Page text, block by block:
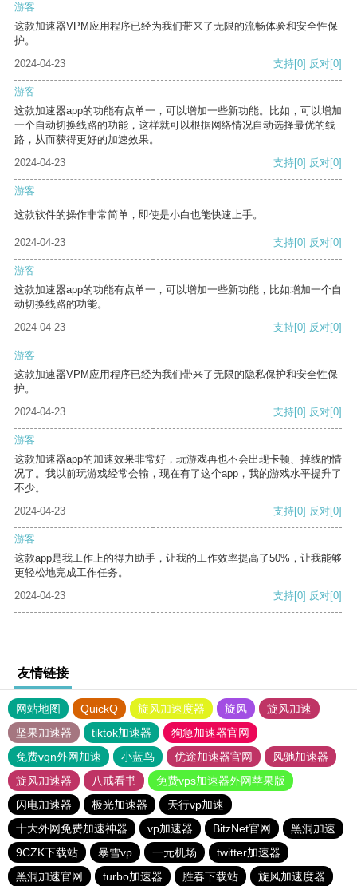
游客
这款加速器VPM应用程序已经为我们带来了无限的流畅体验和安全性保
护。
2024-04-23
支持[0] 反对[0]
游客
这款加速器app的功能有点单一，可以增加一些新功能。比如，可以增加
一个自动切换线路的功能，这样就可以根据网络情况自动选择最优的线
路，从而获得更好的加速效果。
2024-04-23
支持[0] 反对[0]
游客
这款软件的操作非常简单，即使是小白也能快速上手。
2024-04-23 支持[0] 反对[0]
游客
这款加速器app的功能有点单一，可以增加一些新功能，比如增加一个自
动切换线路的功能。
2024-04-23
支持[0] 反对[0]
游客
这款加速器VPM应用程序已经为我们带来了无限的隐私保护和安全性保
护。
2024-04-23
支持[0] 反对[0]
游客
这款加速器app的加速效果非常好，玩游戏再也不会出现卡顿、掉线的情
况了。我以前玩游戏经常会输，现在有了这个app，我的游戏水平提升了
不少。
2024-04-23
支持[0] 反对[0]
游客
这款app是我工作上的得力助手，让我的工作效率提高了50%，让我能够
更轻松地完成工作任务。
2024-04-23
支持[0] 反对[0]
友情链接
网站地图 QuickQ 旋风加速度器 旋风
旋风加速
坚果加速器
tiktok加速器
狗急加速器官网
免费vqn外网加速
小蓝鸟 优途加速器官网
风驰加速器
旋风加速器
八戒看书
免费vps加速器外网苹果版
闪电加速器
极光加速器
天行vp加速
十大外网免费加速神器
vp加速器 BitzNet官网
黑洞加速
9CZK下载站
暴雪vp 一元机场
twitter加速器
黑洞加速官网
turbo加速器 胜春下载站 旋风加速度器